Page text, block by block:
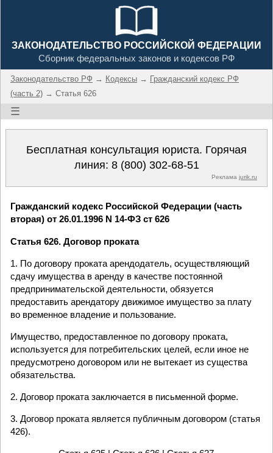
ЗАКОНОДАТЕЛЬСТВО РОССИЙСКОЙ ФЕДЕРАЦИИ
Сборник федеральных законов и кодексов РФ
Законодательство РФ → Кодексы → Гражданский кодекс РФ
(часть 2) → Статья 626
☰
Бесплатная консультация юриста. Горячая
линия: 8 (800) 302-68-51
Реклама jurik.ru
Гражданский кодекс Российской Федерации (часть
вторая) от 26.01.1996 N 14-ФЗ ст 626
Статья 626. Договор проката
1. По договору проката арендодатель, осуществляющий
сдачу имущества в аренду в качестве постоянной
предпринимательской деятельности, обязуется
предоставить арендатору движимое имущество за плату
во временное владение и пользование.
Имущество, предоставленное по договору проката,
используется для потребительских целей, если иное не
предусмотрено договором или не вытекает из существа
обязательства.
2. Договор проката заключается в письменной форме.
3. Договор проката является публичным договором (статья
426).